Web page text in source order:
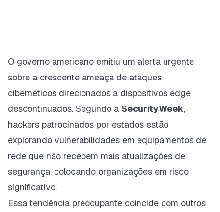
O governo americano emitiu um alerta urgente
sobre a crescente ameaça de ataques
cibernéticos direcionados a dispositivos edge
descontinuados. Segundo a SecurityWeek,
hackers patrocinados por estados estão
explorando vulnerabilidades em equipamentos de
rede que não recebem mais atualizações de
segurança, colocando organizações em risco
significativo.
Essa tendência preocupante coincide com outros